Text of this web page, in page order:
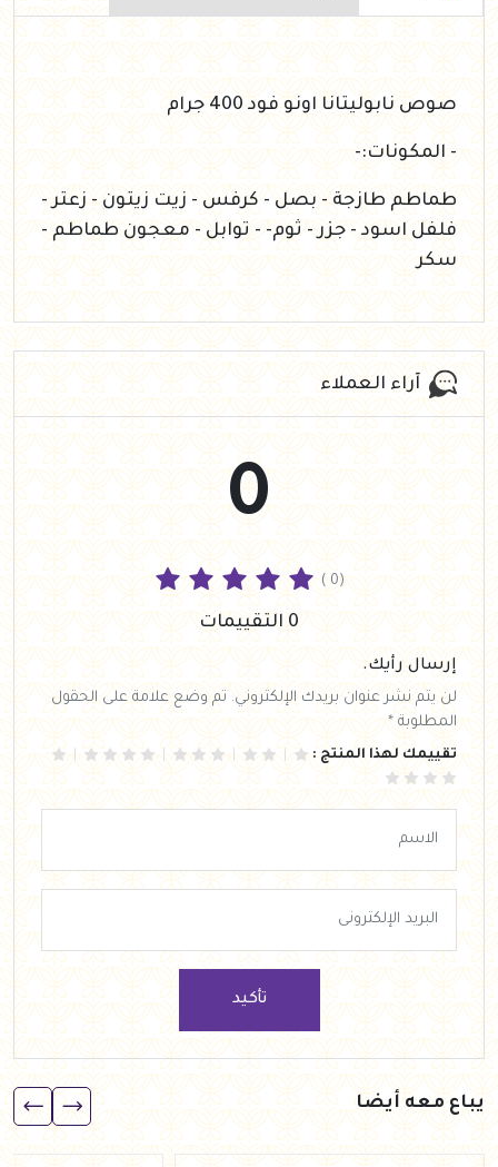
صوص نابوليتانا اونو فود 400 جرام
- المكونات:-
طماطم طازجة - بصل - كرفس - زيت زيتون - زعتر -
فلفل اسود - جزر - ثوم- - توابل - معجون طماطم -
سكر
آراء العملاء
0
( 0)
0 التقييمات
إرسال رأيك.
لن يتم نشر عنوان بريدك الإلكتروني. تم وضع علامة على الحقول
المطلوبة *
تقييمك لهذا المنتج :
تأكيد
يباع معه أيضا